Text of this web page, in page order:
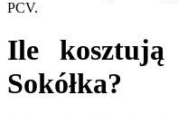
PCV.
Ile kosztują
Sokółka?